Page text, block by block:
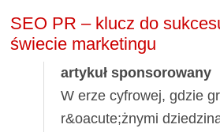
SEO PR – klucz do
świecie marketingu
artykuł sponsorowany
W erze cyfrowej, gdzie
r&oacute;żnymi